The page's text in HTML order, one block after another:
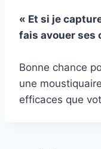
« Et si je
fais avouer ses
Bonne chance
une
efficaces que